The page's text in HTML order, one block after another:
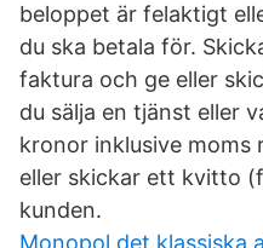
beloppet är felaktigt
du ska betala för.
faktura och ge eller
du sälja en tjänst eller
kronor inklusive moms
eller skickar ett kvitto
kunden.
Monopol det klassiska